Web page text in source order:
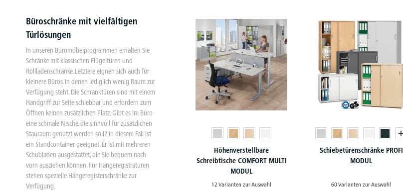
Büroschränke mit vielfältigen
Türlösungen
In unseren Büromöbelprogrammen erhalten Sie
Schränke mit klassischen Flügeltüren und
Rollladenschränke. Letztere eignen sich auch für
kleinere Büros, in denen lediglich wenig Raum zur
Verfügung steht. Die Schranktüren sind mit einem
Handgriff zur Seite schiebbar und erfordern zum
Öffnen keinen zusätzlichen Platz. Gibt es im Büro
eine schmale Nische, die sinnvoll für zusätzlichen
Stauraum genutzt werden soll? In diesem Fall ist
ein Standcontainer geeignet. Er ist mit mehreren
Schubladen ausgestattet, die Sie bequem nach
vorn ausziehen können. Für Hängeregistraturen
stehen spezielle Hängeregisterschränke zur
Verfügung.
Höhenverstellbare
Schreibtische COMFORT MULTI
MODUL
12 Varianten zur Auswahl
Schiebetürenschränke PROFI
MODUL
60 Varianten zur Auswahl